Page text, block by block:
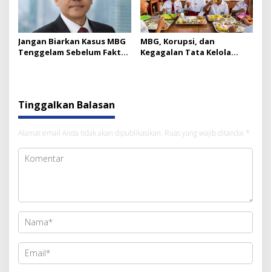
Jangan Biarkan Kasus MBG
Tenggelam Sebelum Fakta
MBG, Korupsi, dan
Kegagalan Tata Kelola
Tinggalkan Balasan
Alamat email Anda tidak akan dipublikasikan. Ruas yang wajib ditandai *